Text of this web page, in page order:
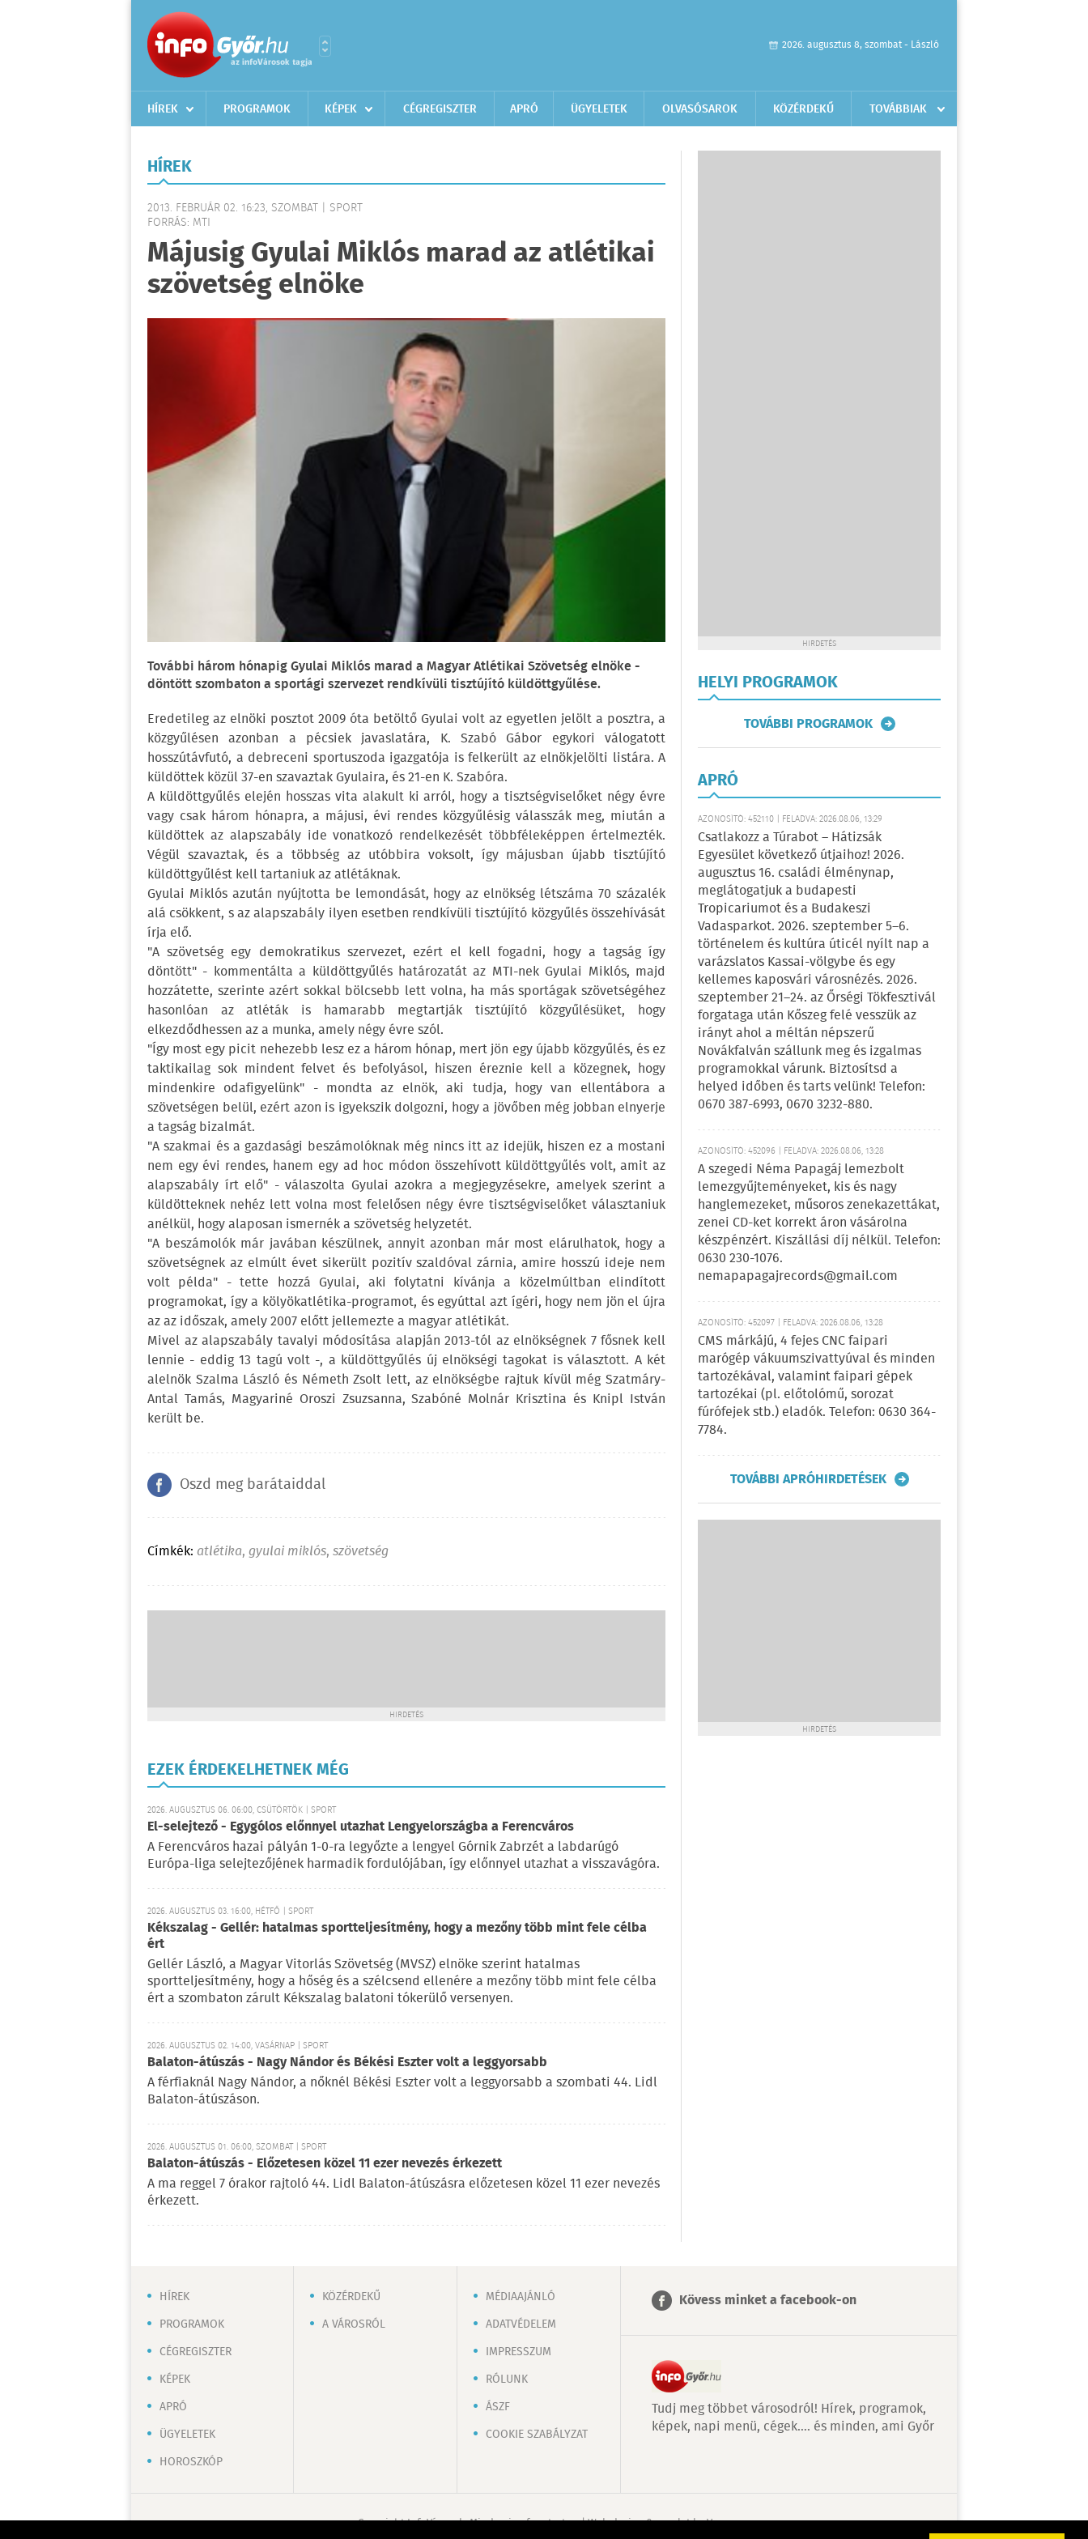
2026. augusztus 8, szombat - László
HÍREK PROGRAMOK KÉPEK CÉGREGISZTER APRÓ ÜGYELETEK OLVASÓSAROK KÖZÉRDEKŰ TOVÁBBIAK
HÍREK
2013. FEBRUÁR 02. 16:23, SZOMBAT | SPORT
FORRÁS: MTI
Májusig Gyulai Miklós marad az atlétikai
szövetség elnöke
További három hónapig Gyulai Miklós marad a Magyar Atlétikai Szövetség elnöke -
döntött szombaton a sportági szervezet rendkívüli tisztújító küldöttgyűlése.
Eredetileg az elnöki posztot 2009 óta betöltő Gyulai volt az egyetlen jelölt a posztra, a
közgyűlésen azonban a pécsiek javaslatára, K. Szabó Gábor egykori válogatott
hosszútávfutó, a debreceni sportuszoda igazgatója is felkerült az elnökjelölti listára. A
küldöttek közül 37-en szavaztak Gyulaira, és 21-en K. Szabóra.
A küldöttgyűlés elején hosszas vita alakult ki arról, hogy a tisztségviselőket négy évre
vagy csak három hónapra, a májusi, évi rendes közgyűlésig válasszák meg, miután a
küldöttek az alapszabály ide vonatkozó rendelkezését többféleképpen értelmezték.
Végül szavaztak, és a többség az utóbbira voksolt, így májusban újabb tisztújító
küldöttgyűlést kell tartaniuk az atlétáknak.
Gyulai Miklós azután nyújtotta be lemondását, hogy az elnökség létszáma 70 százalék
alá csökkent, s az alapszabály ilyen esetben rendkívüli tisztújító közgyűlés összehívását
írja elő.
"A szövetség egy demokratikus szervezet, ezért el kell fogadni, hogy a tagság így
döntött" - kommentálta a küldöttgyűlés határozatát az MTI-nek Gyulai Miklós, majd
hozzátette, szerinte azért sokkal bölcsebb lett volna, ha más sportágak szövetségéhez
hasonlóan az atléták is hamarabb megtartják tisztújító közgyűlésüket, hogy
elkezdődhessen az a munka, amely négy évre szól.
"Így most egy picit nehezebb lesz ez a három hónap, mert jön egy újabb közgyűlés, és ez
taktikailag sok mindent felvet és befolyásol, hiszen éreznie kell a közegnek, hogy
mindenkire odafigyelünk" - mondta az elnök, aki tudja, hogy van ellentábora a
szövetségen belül, ezért azon is igyekszik dolgozni, hogy a jövőben még jobban elnyerje
a tagság bizalmát.
"A szakmai és a gazdasági beszámolóknak még nincs itt az idejük, hiszen ez a mostani
nem egy évi rendes, hanem egy ad hoc módon összehívott küldöttgyűlés volt, amit az
alapszabály írt elő" - válaszolta Gyulai azokra a megjegyzésekre, amelyek szerint a
küldötteknek nehéz lett volna most felelősen négy évre tisztségviselőket választaniuk
anélkül, hogy alaposan ismernék a szövetség helyzetét.
"A beszámolók már javában készülnek, annyit azonban már most elárulhatok, hogy a
szövetségnek az elmúlt évet sikerült pozitív szaldóval zárnia, amire hosszú ideje nem
volt példa" - tette hozzá Gyulai, aki folytatni kívánja a közelmúltban elindított
programokat, így a kölyökatlétika-programot, és egyúttal azt ígéri, hogy nem jön el újra
az az időszak, amely 2007 előtt jellemezte a magyar atlétikát.
Mivel az alapszabály tavalyi módosítása alapján 2013-tól az elnökségnek 7 fősnek kell
lennie - eddig 13 tagú volt -, a küldöttgyűlés új elnökségi tagokat is választott. A két
alelnök Szalma László és Németh Zsolt lett, az elnökségbe rajtuk kívül még Szatmáry-
Antal Tamás, Magyariné Oroszi Zsuzsanna, Szabóné Molnár Krisztina és Knipl István
került be.
Oszd meg barátaiddal
Címkék: atlétika, gyulai miklós, szövetség
HIRDETÉS
EZEK ÉRDEKELHETNEK MÉG
2026. AUGUSZTUS 06. 06:00, CSÜTÖRTÖK | SPORT
El-selejtező - Egygólos előnnyel utazhat Lengyelországba a Ferencváros
A Ferencváros hazai pályán 1-0-ra legyőzte a lengyel Górnik Zabrzét a labdarúgó
Európa-liga selejtezőjének harmadik fordulójában, így előnnyel utazhat a visszavágóra.
2026. AUGUSZTUS 03. 16:00, HÉTFŐ | SPORT
Kékszalag - Gellér: hatalmas sportteljesítmény, hogy a mezőny több mint fele célba
ért
Gellér László, a Magyar Vitorlás Szövetség (MVSZ) elnöke szerint hatalmas
sportteljesítmény, hogy a hőség és a szélcsend ellenére a mezőny több mint fele célba
ért a szombaton zárult Kékszalag balatoni tókerülő versenyen.
2026. AUGUSZTUS 02. 14:00, VASÁRNAP | SPORT
Balaton-átúszás - Nagy Nándor és Békési Eszter volt a leggyorsabb
A férfiaknál Nagy Nándor, a nőknél Békési Eszter volt a leggyorsabb a szombati 44. Lidl
Balaton-átúszáson.
2026. AUGUSZTUS 01. 06:00, SZOMBAT | SPORT
Balaton-átúszás - Előzetesen közel 11 ezer nevezés érkezett
A ma reggel 7 órakor rajtoló 44. Lidl Balaton-átúszásra előzetesen közel 11 ezer nevezés
érkezett.
HIRDETÉS
HELYI PROGRAMOK
TOVÁBBI PROGRAMOK
APRÓ
AZONOSÍTÓ: 452110 | FELADVA: 2026.08.06, 13:29
Csatlakozz a Túrabot – Hátizsák
Egyesület következő útjaihoz! 2026.
augusztus 16. családi élménynap,
meglátogatjuk a budapesti
Tropicariumot és a Budakeszi
Vadasparkot. 2026. szeptember 5–6.
történelem és kultúra úticél nyílt nap a
varázslatos Kassai-völgybe és egy
kellemes kaposvári városnézés. 2026.
szeptember 21–24. az Őrségi Tökfesztivál
forgataga után Kőszeg felé vesszük az
irányt ahol a méltán népszerű
Novákfalván szállunk meg és izgalmas
programokkal várunk. Biztosítsd a
helyed időben és tarts velünk! Telefon:
0670 387-6993, 0670 3232-880.
AZONOSÍTÓ: 452096 | FELADVA: 2026.08.06, 13:28
A szegedi Néma Papagáj lemezbolt
lemezgyűjteményeket, kis és nagy
hanglemezeket, műsoros zenekazettákat,
zenei CD-ket korrekt áron vásárolna
készpénzért. Kiszállási díj nélkül. Telefon:
0630 230-1076.
nemapapagajrecords@gmail.com
AZONOSÍTÓ: 452097 | FELADVA: 2026.08.06, 13:28
CMS márkájú, 4 fejes CNC faipari
marógép vákuumszivattyúval és minden
tartozékával, valamint faipari gépek
tartozékai (pl. előtolómű, sorozat
fúrófejek stb.) eladók. Telefon: 0630 364-
7784.
TOVÁBBI APRÓHIRDETÉSEK
HIRDETÉS
HÍREK
PROGRAMOK
CÉGREGISZTER
KÉPEK
APRÓ
ÜGYELETEK
HOROSZKÓP
KÖZÉRDEKŰ
A VÁROSRÓL
MÉDIAAJÁNLÓ
ADATVÉDELEM
IMPRESSZUM
RÓLUNK
ÁSZF
COOKIE SZABÁLYZAT
Kövess minket a facebook-on
Tudj meg többet városodról! Hírek, programok,
képek, napi menü, cégek…. és minden, ami Győr
Copyright InfoVárosok. Minden jog fenntartva. | Web design & arculat byVoov